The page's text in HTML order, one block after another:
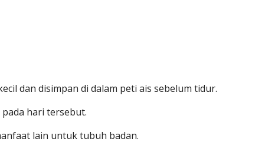
dan disimpan di dalam peti ais sebelum tidur.
hari tersebut.
lain untuk tubuh badan.